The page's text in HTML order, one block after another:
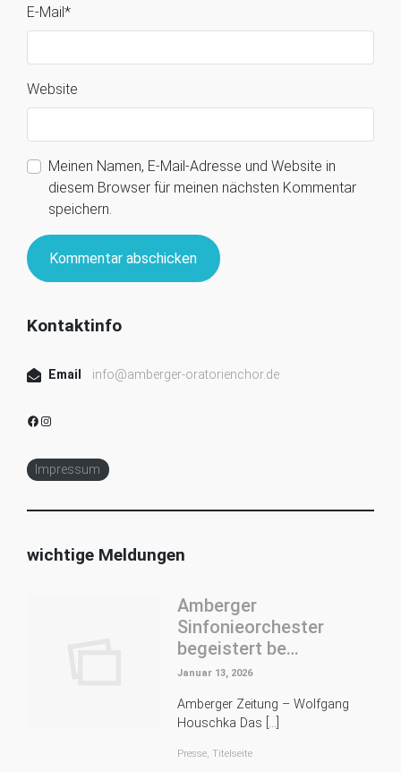
E-Mail *
Website
Meinen Namen, E-Mail-Adresse und Website in
diesem Browser für meinen nächsten Kommentar
speichern.
Kontaktinfo
Email info@amberger-oratorienchor.de
Facebook
Instagram
Impressum
wichtige Meldungen
Amberger
Sinfonieorchester
begeistert be…
Januar 13, 2026
Amberger Zeitung – Wolfgang
Houschka Das […]
Presse, Titelseite